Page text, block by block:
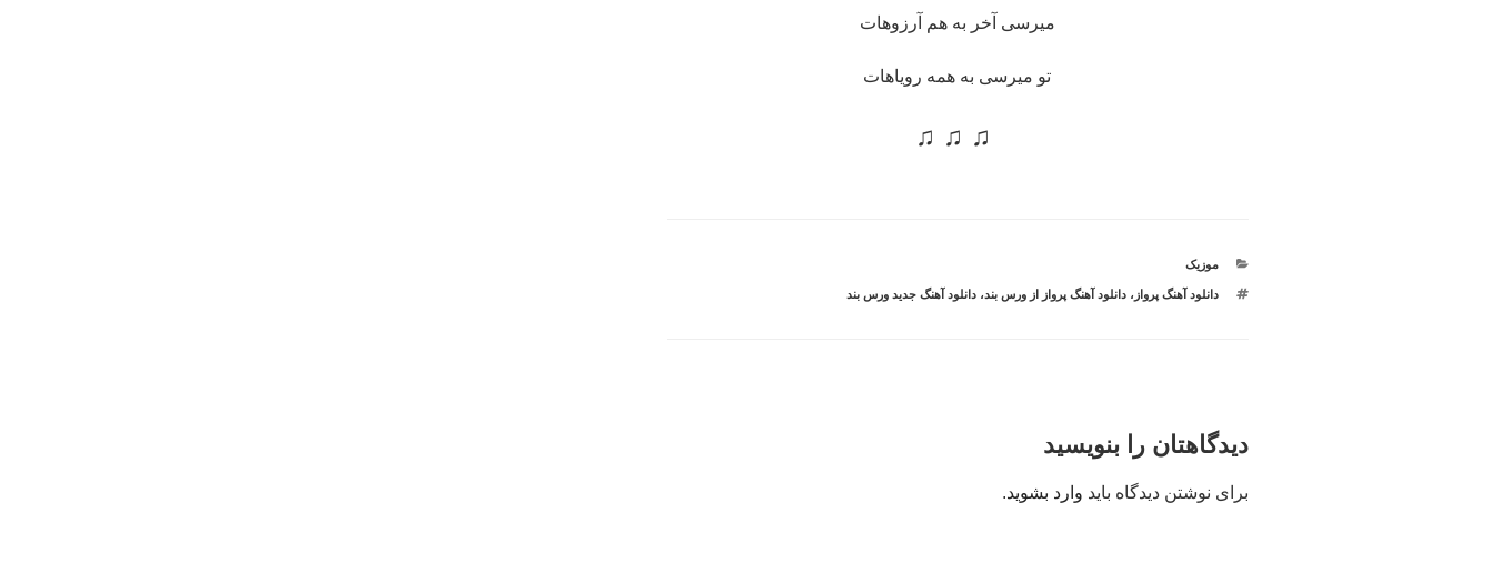
میرسی آخر به هم آرزوهات
تو میرسی به همه رویاهات
♫ ♫ ♫
دسته‌ها
موزیک
برچسب‌ها
دانلود آهنگ پرواز ،دانلود آهنگ پرواز از ورس بند،دانلود آهنگ جدید ورس بند
دیدگاهتان را بنویسید
برای نوشتن دیدگاه باید وارد بشوید.